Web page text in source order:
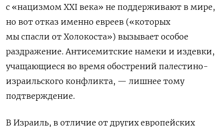
с «нацизмом XXI века» не поддерживают в мире,
но вот отказ именно евреев («которых
мы спасли от Холокоста») вызывает особое
раздражение. Антисемитские намеки и издевки,
учащающиеся во время обострений палестино-
израильского конфликта, — лишнее тому
подтверждение.
В Израиль, в отличие от других европейских